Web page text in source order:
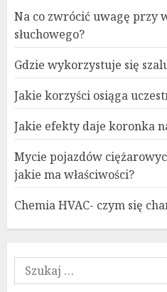
Na co zwrócić uwagę przy
słuchowego?
Gdzie wykorzystuje się
Jakie korzyści osiąga
Jakie efekty daje koronka
Mycie pojazdów
jakie ma właściwości?
Chemia HVAC- czym się
Szukaj: